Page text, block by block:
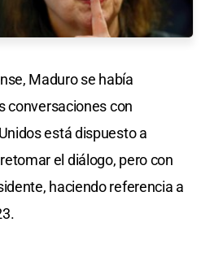
Maduro se había
conversaciones con
está dispuesto a
el diálogo, pero con
haciendo referencia a